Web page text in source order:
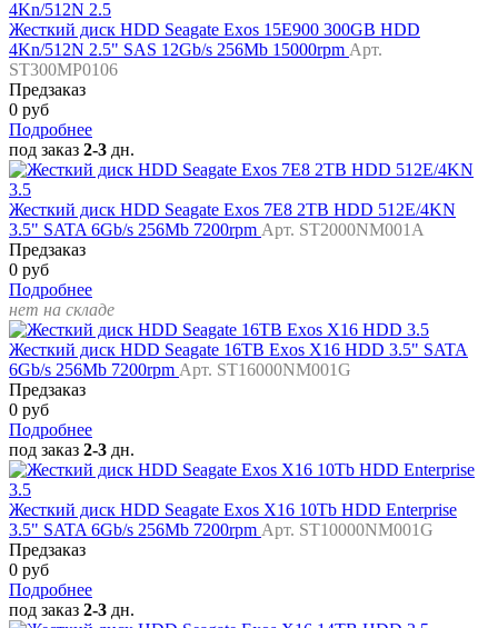
Жесткий диск HDD Seagate Exos 15E900 300GB HDD
4Kn/512N 2.5" SAS 12Gb/s 256Mb 15000rpm Арт.
ST300MP0106
Предзаказ
0 руб
Подробнее
под заказ 2-3 дн.
Жесткий диск HDD Seagate Exos 7E8 2TB HDD 512E/4KN
3.5" SATA 6Gb/s 256Mb 7200rpm Арт. ST2000NM001A
Предзаказ
0 руб
Подробнее
нет на складе
Жесткий диск HDD Seagate 16TB Exos X16 HDD 3.5" SATA
6Gb/s 256Mb 7200rpm Арт. ST16000NM001G
Предзаказ
0 руб
Подробнее
под заказ 2-3 дн.
Жесткий диск HDD Seagate Exos X16 10Tb HDD Enterprise
3.5" SATA 6Gb/s 256Mb 7200rpm Арт. ST10000NM001G
Предзаказ
0 руб
Подробнее
под заказ 2-3 дн.